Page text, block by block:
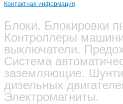
Контактная информация
Блоки. Блокировки
Контроллеры
выключатели.
Система
заземляющие.
дизельных
Электромагниты.